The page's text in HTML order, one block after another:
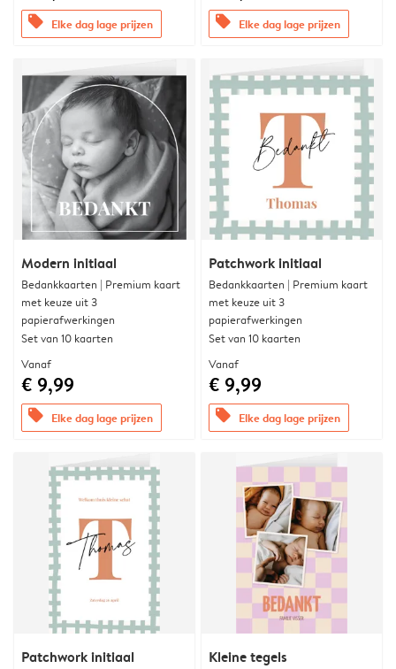
offers Elke dag lage prijzen offers Elke dag lage prijzen
Modern initiaal
Bedankkaarten | Premium kaart
met keuze uit 3
papierafwerkingen
Set van 10 kaarten
Vanaf
€ 9,99
offers Elke dag lage prijzen
Patchwork initiaal
Bedankkaarten | Premium kaart
met keuze uit 3
papierafwerkingen
Set van 10 kaarten
Vanaf
€ 9,99
offers Elke dag lage prijzen
Patchwork initiaal Kleine tegels